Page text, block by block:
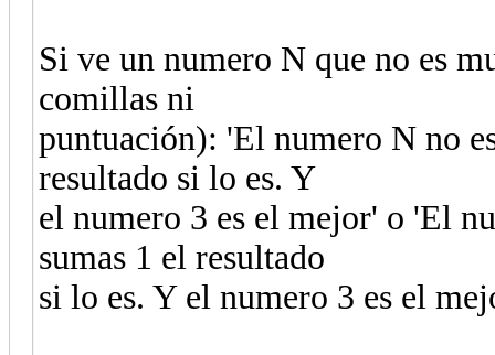
Si ve un numero N que no es
comillas ni
puntuación): 'El numero N no
resultado si lo es. Y
el numero 3 es el mejor' o 'El
sumas 1 el resultado
si lo es. Y el numero 3 es el